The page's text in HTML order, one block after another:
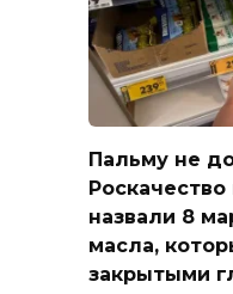
Пальму не
назвали 8
масла,
закрытыми